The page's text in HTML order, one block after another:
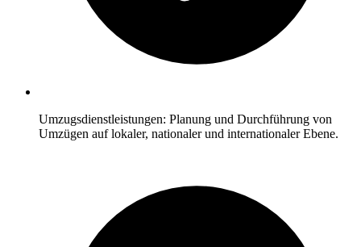
Umzugsdienstleistungen: Planung und Durchführung von
Umzügen auf lokaler, nationaler und internationaler Ebene.